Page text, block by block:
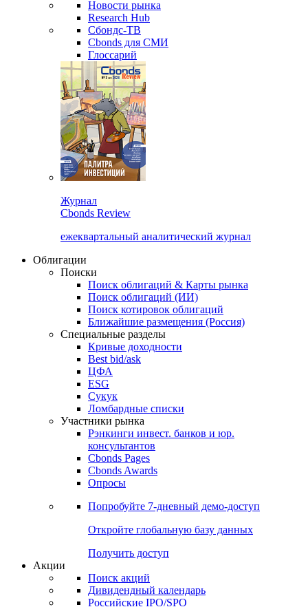
Новости & Research Hub
Новости рынка
Research Hub
Сбондс-ТВ
Cbonds для СМИ
Глоссарий
Cbonds Review
ежеквартальный аналитический журнал
Облигации
Поиски
Поиск облигаций & Карты рынка
Поиск облигаций (ИИ)
Поиск котировок облигаций
Ближайшие размещения (Россия)
Специальные разделы
Кривые доходности
Best bid/ask
ЦФА
ESG
Сукук
Ломбардные списки
Участники рынка
Рэнкинги инвест. банков и юр.
Cbonds Pages
Опросы
Попробуйте7-дневный
Откройте глобальную базу данных
Получить доступ